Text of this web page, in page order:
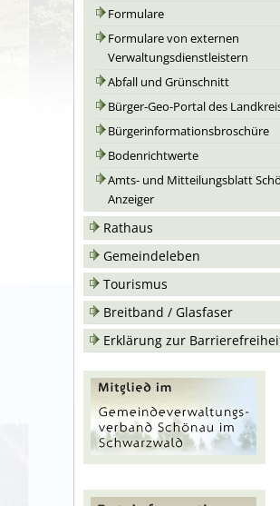
Formulare
Formulare von externen
Verwaltungsdienstleistern
Abfall und Grünschnitt
Bürger-Geo-Portal des
Bürgerinformationsbroschüre
Bodenrichtwerte
Amts- und Mitteilungsblatt
Anzeiger
Rathaus
Gemeindeleben
Tourismus
Breitband / Glasfaser
Erklärung zur